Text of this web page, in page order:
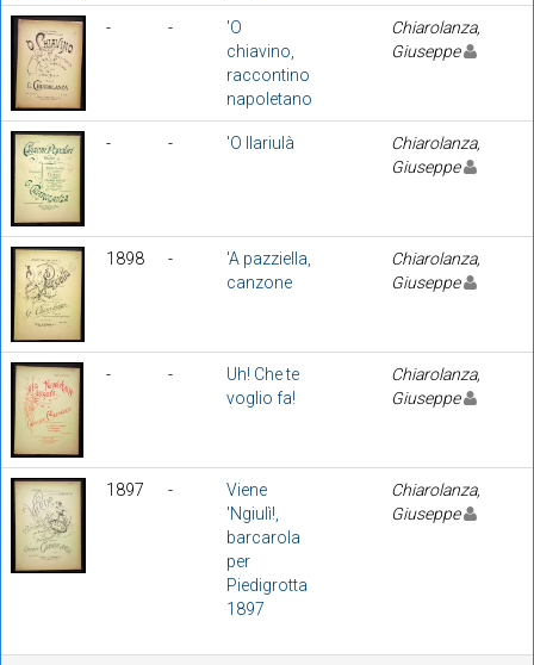
- -
'O
chiavino,
raccontino
napoletano
Chiarolanza,
Giuseppe
- - 'O llariulà
Chiarolanza,
Giuseppe
1898 -
'A pazziella,
canzone
Chiarolanza,
Giuseppe
- -
Uh! Che te
voglio fa!
Chiarolanza,
Giuseppe
1897 -
Viene
'Ngiulì!,
barcarola
per
Piedigrotta
1897
Chiarolanza,
Giuseppe